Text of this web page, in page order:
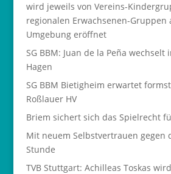
wird jeweils von Vereins-
regionalen Erwachsenen-Gruppen
Umgebung eröffnet
SG BBM: Juan de la Peña wechselt
Hagen
SG BBM Bietigheim erwartet
Roßlauer HV
Briem sichert sich das Spielrecht
Mit neuem Selbstvertrauen gegen
Stunde
TVB Stuttgart: Achilleas Toskas